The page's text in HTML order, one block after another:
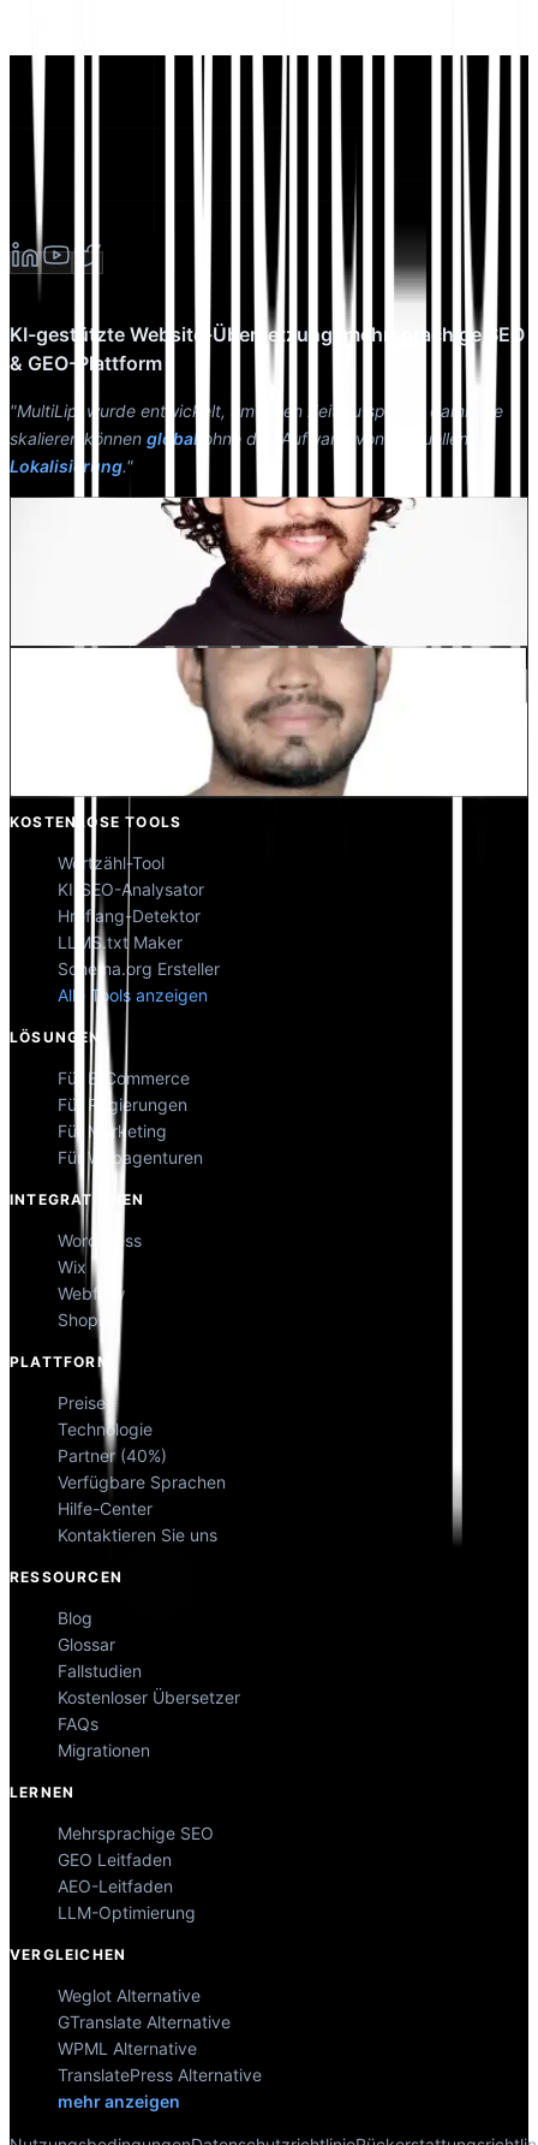
KI-gestützte Website-Übersetzung, mehrsprachige SEO
& GEO-Plattform
"MultiLipi wurde entwickelt, um Ihnen Zeit zu sparen, damit Sie
skalieren können global ohne den Aufwand von manuellen
Lokalisierung."
Co-Founder @MultiLipi
Kunal Singh Shekhawat
KOSTENLOSE TOOLS
Wortzähl-Tool
KI-SEO-Analysator
Hreflang-Detektor
LLMS.txt Maker
Schema.org Ersteller
Alle Tools anzeigen
LÖSUNGEN
Für E-Commerce
Für Regierungen
Für Marketing
Für Webagenturen
INTEGRATIONEN
WordPress
Wix
Webflow
Shopify
PLATTFORM
Preise
Technologie
Partner (40%)
Verfügbare Sprachen
Hilfe-Center
Kontaktieren Sie uns
RESSOURCEN
Blog
Glossar
Fallstudien
Kostenloser Übersetzer
FAQs
Migrationen
LERNEN
Mehrsprachige SEO
GEO Leitfaden
AEO-Leitfaden
LLM-Optimierung
VERGLEICHEN
Weglot Alternative
GTranslate Alternative
WPML Alternative
TranslatePress Alternative
mehr anzeigen